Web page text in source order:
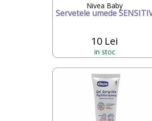
Nivea Baby
Servetele umede
10 Lei
in stoc